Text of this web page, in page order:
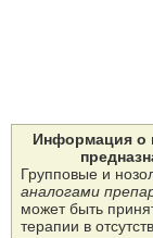
Информация о
Групповые и
аналогами
может быть
терапии в